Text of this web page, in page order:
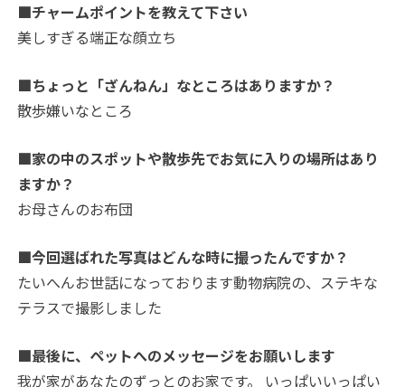
■チャームポイントを教えて下さい
美しすぎる端正な顔立ち
■ちょっと「ざんねん」なところはありますか？
散歩嫌いなところ
■家の中のスポットや散歩先でお気に入りの場所はあり
ますか？
お母さんのお布団
■今回選ばれた写真はどんな時に撮ったんですか？
たいへんお世話になっております動物病院の、ステキな
テラスで撮影しました
■最後に、ペットへのメッセージをお願いします
我が家があなたのずっとのお家です。 いっぱいいっぱい